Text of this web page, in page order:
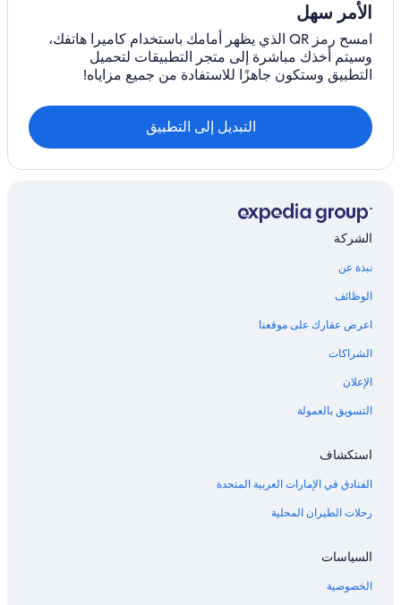
الأمر سهل
امسح رمز QR الذي يظهر أمامك باستخدام كاميرا هاتفك،
وسيتم أخذك مباشرة إلى متجر التطبيقات لتحميل
التطبيق وستكون جاهزًا للاستفادة من جميع مزاياه!
التبديل إلى التطبيق
الشركة
نبذة عن
الوظائف
اعرض عقارك على موقعنا
الشراكات
الإعلان
التسويق بالعمولة
استكشاف
الفنادق في الإمارات العربية المتحدة
رحلات الطيران المحلية
السياسات
الخصوصية